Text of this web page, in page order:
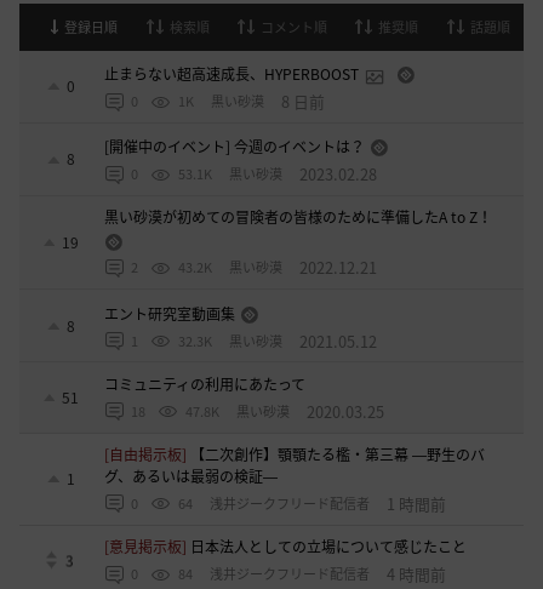
登録日順 検索順 コメント順 推奨順 話題順
0
止まらない超高速成長、HYPERBOOST
0 1K 黒い砂漠 8 日前
8
[開催中のイベント] 今週のイベントは？
0 53.1K 黒い砂漠 2023.02.28
19
黒い砂漠が初めての冒険者の皆様のために準備したA to Z！
2 43.2K 黒い砂漠 2022.12.21
8
エント研究室動画集
1 32.3K 黒い砂漠 2021.05.12
51
コミュニティの利用にあたって
18 47.8K 黒い砂漠 2020.03.25
1
[自由掲示板]
【二次創作】顎顎たる檻・第三幕 ―野生のバ
グ、あるいは最弱の検証―
0 64 浅井ジークフリード配信者 1 時間前
3
[意見掲示板] 日本法人としての立場について感じたこと
0 84 浅井ジークフリード配信者 4 時間前